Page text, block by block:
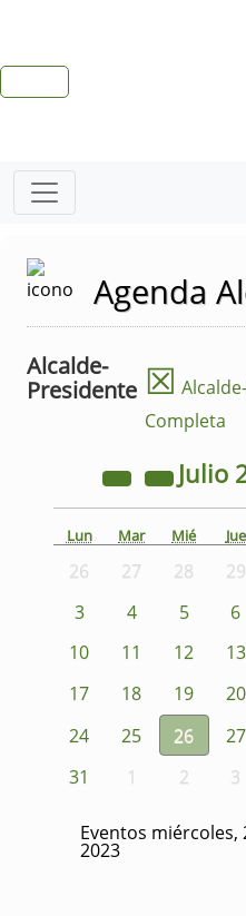
Agenda
Alcalde-
Presidente ☒
Completa
Julio
Lun Mar Mié Jue
26 27 28 29
3
4 5 6
10
11 12 13
17
18 19 20
24
25 26 27
31
1 2 3
Eventos miércoles,
2023